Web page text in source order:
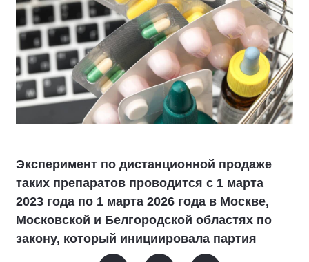
Эксперимент по дистанционной продаже
таких препаратов проводится с 1 марта
2023 года по 1 марта 2026 года в Москве,
Московской и Белгородской областях по
закону, который инициировала партия